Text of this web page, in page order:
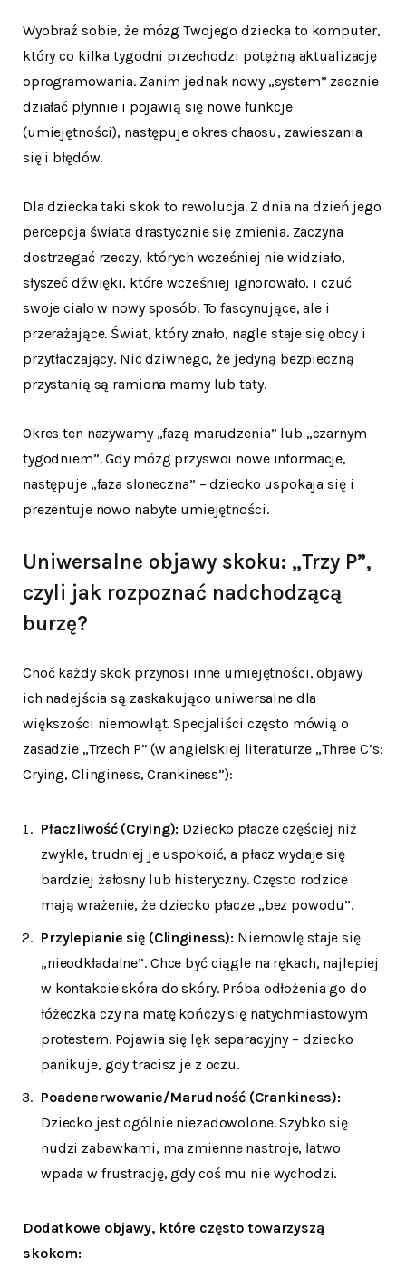
Wyobraź sobie, że mózg Twojego dziecka to komputer,
który co kilka tygodni przechodzi potężną aktualizację
oprogramowania. Zanim jednak nowy „system” zacznie
działać płynnie i pojawią się nowe funkcje
(umiejętności), następuje okres chaosu, zawieszania
się i błędów.
Dla dziecka taki skok to rewolucja. Z dnia na dzień jego
percepcja świata drastycznie się zmienia. Zaczyna
dostrzegać rzeczy, których wcześniej nie widziało,
słyszeć dźwięki, które wcześniej ignorowało, i czuć
swoje ciało w nowy sposób. To fascynujące, ale i
przerażające. Świat, który znało, nagle staje się obcy i
przytłaczający. Nic dziwnego, że jedyną bezpieczną
przystanią są ramiona mamy lub taty.
Okres ten nazywamy „fazą marudzenia” lub „czarnym
tygodniem”. Gdy mózg przyswoi nowe informacje,
następuje „faza słoneczna” – dziecko uspokaja się i
prezentuje nowo nabyte umiejętności.
Uniwersalne objawy skoku: „Trzy P”,
czyli jak rozpoznać nadchodzącą
burzę?
Choć każdy skok przynosi inne umiejętności, objawy
ich nadejścia są zaskakująco uniwersalne dla
większości niemowląt. Specjaliści często mówią o
zasadzie „Trzech P” (w angielskiej literaturze „Three C’s:
Crying, Clinginess, Crankiness”):
Płaczliwość (Crying): Dziecko płacze częściej niż
zwykle, trudniej je uspokoić, a płacz wydaje się
bardziej żałosny lub histeryczny. Często rodzice
mają wrażenie, że dziecko płacze „bez powodu”.
Przylepianie się (Clinginess): Niemowlę staje się
„nieodkładalne”. Chce być ciągle na rękach, najlepiej
w kontakcie skóra do skóry. Próba odłożenia go do
łóżeczka czy na matę kończy się natychmiastowym
protestem. Pojawia się lęk separacyjny – dziecko
panikuje, gdy tracisz je z oczu.
Poadenerwowanie/Marudność (Crankiness):
Dziecko jest ogólnie niezadowolone. Szybko się
nudzi zabawkami, ma zmienne nastroje, łatwo
wpada w frustrację, gdy coś mu nie wychodzi.
Dodatkowe objawy, które często towarzyszą
skokom: